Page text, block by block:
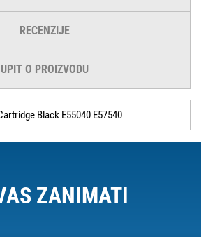
RECENZIJE
UPIT O PROIZVODU
Black E55040 E57540
ZANIMATI